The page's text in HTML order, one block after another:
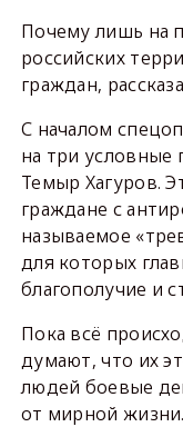
Почему лишь на
российских
граждан,
С началом
на три условные
Темыр Хагуров.
граждане с
называемое
для которых
благополучие и
Пока всё
думают, что их
людей боевые
от мирной жизни.